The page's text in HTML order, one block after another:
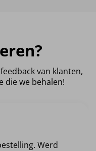
van klanten,
die we behalen!
Werd